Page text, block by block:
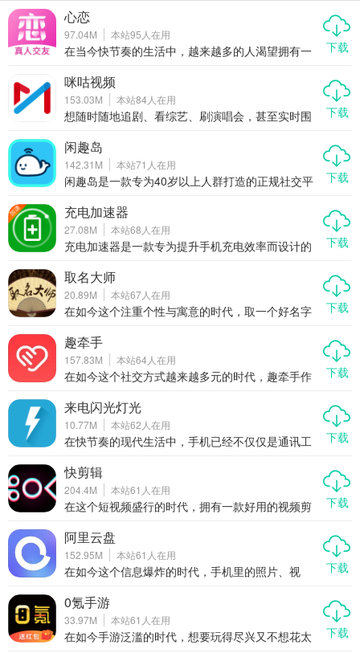
心恋
97.04M 本站95 人在用
在当今快节奏的生活中，越来越多的人渴望拥有一
个对的人。心恋作为一款专注于打造真实、安全、
有趣交友体验的社交APP，正逐渐成为单身人群心
中的“恋爱加速器”。它不仅提供视频、语音、文字等
多种互动方式，还通过真人认证、智能匹配、动态
分享等功能，让缘分更自然地发生。今天我们就来
聊聊，为什么心恋能成为你脱单路上的贴心助手。
下载
咪咕视频
153.03M 本站84 人在用
想随时随地追剧、看综艺、刷演唱会，甚至实时围
绝对是你的手机里不能少的一款全能型视频APP。
它不只是一个简单的播放器，更像是一个集影视、
体育、综艺、直播于一体的移动娱乐中心。无论你
是剧迷、球迷，还是爱追星的粉丝党，咪咕视频都
能满足你对“好看”的所有想象。今天我们就来好好聊
聊，为什么这款APP能成为越来越多人的追剧看赛
首选。
下载
闲趣岛
142.31M 本站71 人在用
闲趣岛是一款专为40岁以上人群打造的正规社交平
的交友环境。无论你是想找志同道合的朋友一起线
下聚会，还是单身想寻找另一半，亦或是只是想找
人聊聊天、唱唱歌、打发时间，闲趣岛都能满足你
的需求。在这里，你可以加入同城群、兴趣群，结
识真实可靠的同龄人，开启属于你的精彩社交生
活。
下载
充电加速器
27.08M 本站68 人在用
充电加速器是一款专为提升手机充电效率而设计的
过优化手机的充电流程，这款应用让用户的手机在
短时间内恢复更多电量，无论是外出办事、观看视
频、聊天还是约会，都能有效缓解因电量不足带来
的焦虑感。作为一款高效实用的工具类应用，充电
加速器不仅操作简单，而且兼容性强，适用于多种
机型。
下载
取名大师
20.89M 本站67人在用
在如今这个注重个性与寓意的时代，取一个好名字
名、公司命名，还是网名、游戏角色取名，一个好
的名字不仅能带来好运，还能体现个人品味。取名
大师作为一款专业的起名工具类APP，结合了命理
学、五行学、三才五格等传统理论，帮助用户精准
匹配最适合的名字。本文将带你全面了解这款APP
的功能、优势以及使用体验，告诉你为什么它值得
你下载。
下载
趣牵手
157.83M 本站64 人在用
在如今这个社交方式越来越多元的时代，趣牵手作
其真实用户认证、快速匹配机制和丰富多样的互动
玩法，迅速赢得了广大年轻用户的青睐。无论你是
想找朋友聊天解闷，还是渴望遇见那个对的人，趣
牵手都能为你牵线搭桥，开启一段有趣又真实的社
交旅程。
下载
来电闪光灯光
10.77M 本站62 人在用
在快节奏的现代生活中，手机已经不仅仅是通讯工
望它太过喧嚣。来电闪光灯光就是这样一款贴心的
轻量级应用，它能在来电或收到短信时自动触发闪
光灯提醒，既安静又醒目，让你不错过任何重要信
息，又不打扰他人。今天我们就来聊聊这款“来电闪
光灯光”到底有多实用，为什么值得你下载。
下载
快剪辑
204.4M 本站61 人在用
在这个短视频盛行的时代，拥有一款好用的视频剪
的全能视频剪辑工具，凭借其强大的功能和简单易
用的操作，迅速赢得了抖音、快手、小红书、B站等
平台用户的青睐。无论是AI写真、AI抠图还是AI擦
除等功能，都能让你轻松创作出专业级别的视频作
品。
下载
阿里云盘
152.95M 本站61 人在用
在如今这个信息爆炸的时代，手机里的照片、视
为阿里巴巴集团推出的云存储工具，凭借高速传
输、安全稳定、无广告干扰等优势，迅速成为用户
心中的首选网盘应用。本文将从多个角度为你详细
介绍阿里云盘的强大功能和使用体验，让你轻松告
别手机存储焦虑。
下载
0氪手游
33.97M 本站61 人在用
在如今手游泛滥的时代，想要玩得尽兴又不想花太
下载